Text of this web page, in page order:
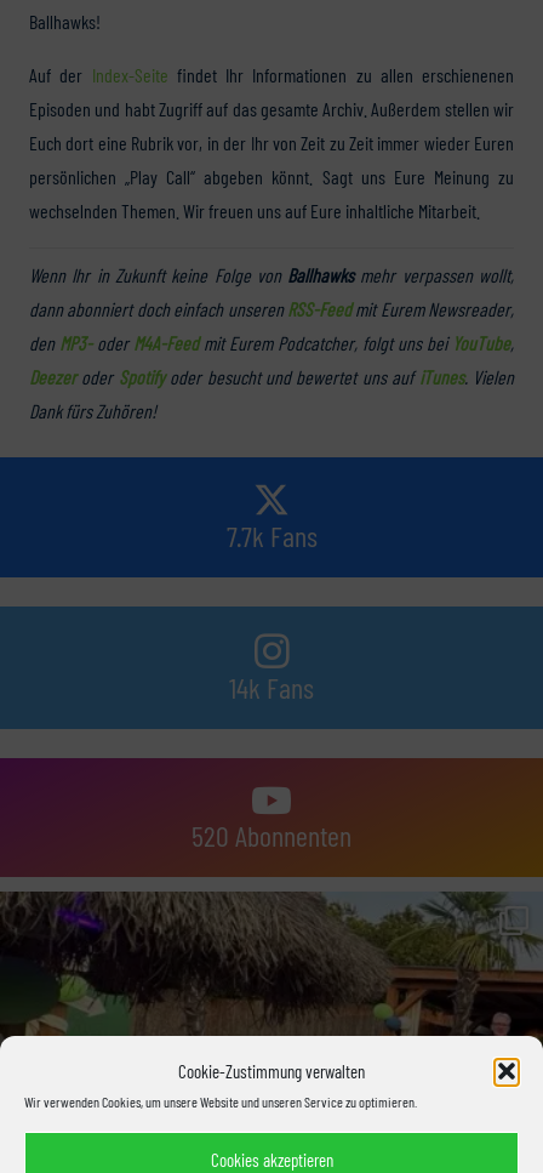
Cookie-Zustimmung verwalten
Wir verwenden Cookies, um unsere Website und unseren Service zu optimieren.
Cookies akzeptieren
Ballhawks!
Auf der Index-Seite findet Ihr Informationen zu allen erschienenen
Episoden und habt Zugriff auf das gesamte Archiv. Außerdem stellen wir
Euch dort eine Rubrik vor, in der Ihr von Zeit zu Zeit immer wieder Euren
persönlichen „Play Call“ abgeben könnt. Sagt uns Eure Meinung zu
wechselnden Themen. Wir freuen uns auf Eure inhaltliche Mitarbeit.
Wenn Ihr in Zukunft keine Folge von Ballhawksmehr verpassen wollt,
dann abonniert doch einfach unserenRSS-Feedmit Eurem Newsreader,
den MP3-oder M4A-Feedmit Eurem Podcatcher, folgt uns bei YouTube,
Deezeroder Spotifyoder besucht und bewertet uns aufiTunes. Vielen
Dank fürs Zuhören!
7.7k Fans
14k Fans
520 Abonnenten